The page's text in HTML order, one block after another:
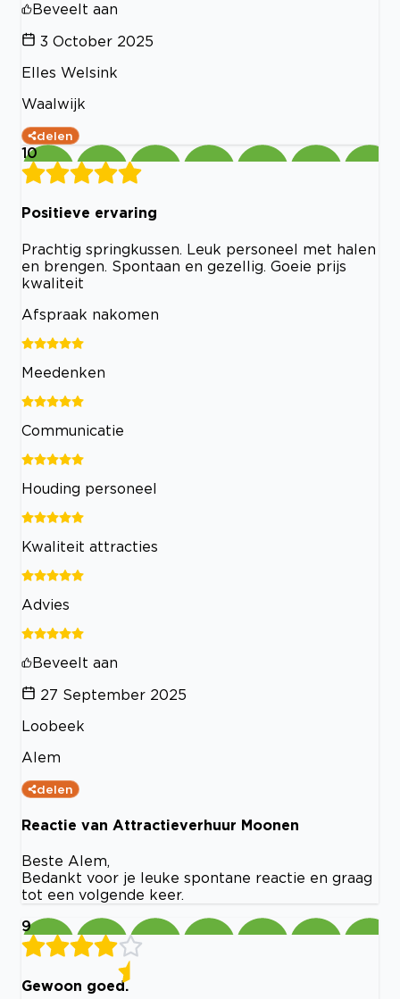
Beveelt aan
3 October 2025
Elles Welsink
Waalwijk
delen
10
Positieve ervaring
Prachtig springkussen. Leuk personeel met halen
en brengen. Spontaan en gezellig. Goeie prijs
kwaliteit
Afspraak nakomen
Meedenken
Communicatie
Houding personeel
Kwaliteit attracties
Advies
Beveelt aan
27 September 2025
Loobeek
Alem
delen
Reactie van Attractieverhuur Moonen
Beste Alem,
Bedankt voor je leuke spontane reactie en graag
tot een volgende keer.
9
Gewoon goed.